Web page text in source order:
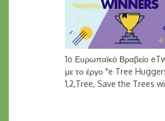
1o Ευρωπαϊκό Βραβείο
με το έργο "e Tree
1,2,Tree, Save the Trees